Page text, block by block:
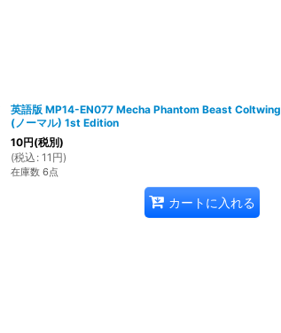
英語版 MP14-EN077 Mecha Phantom Beast Coltwing
(ノーマル) 1st Edition
10円(税別)
(税込 : 11 円)
在庫数 6点
カートに入れる